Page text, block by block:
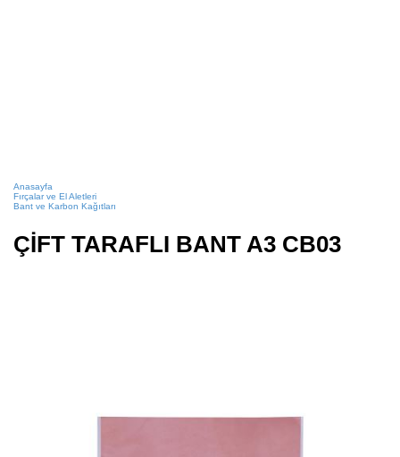
Anasayfa
Fırçalar ve El Aletleri
Bant ve Karbon Kağıtları
ÇİFT TARAFLI BANT A3 CB03